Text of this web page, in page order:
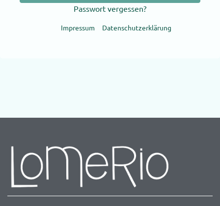
Passwort vergessen?
Impressum Datenschutzerklärung